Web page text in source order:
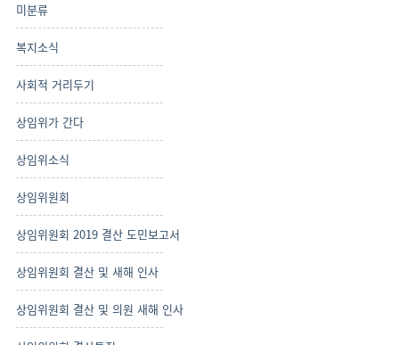
미분류
복지소식
사회적 거리두기
상임위가 간다
상임위소식
상임위원회
상임위원회 2019 결산 도민보고서
상임위원회 결산 및 새해 인사
상임위원회 결산 및 의원 새해 인사